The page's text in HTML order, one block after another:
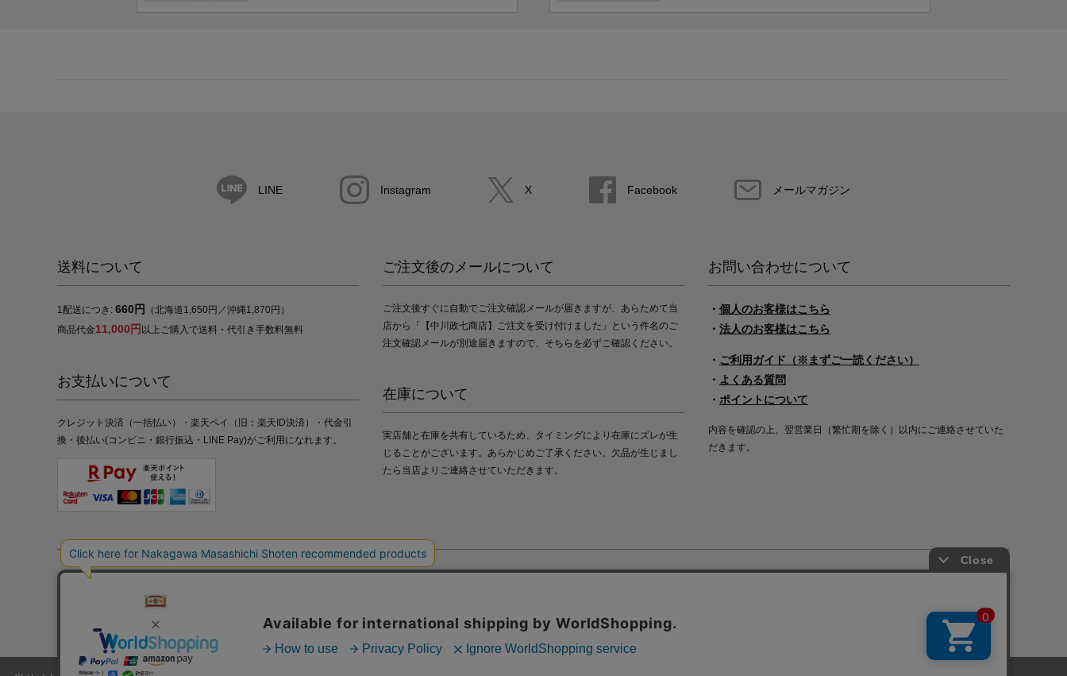
LINE Instagram X Facebook メールマガジン
送料について
1配送につき: 660円
（北海道1,650円／沖縄1,870円）
商品代金11,000円 以上ご購入で送料・代引き手数料無料
お支払いについて
クレジット決済（一括払い）・楽天ペイ（旧：楽天ID決済）・代金引
換・後払い(コンビニ・銀行振込・LINE Pay)がご利用になれます。
ご注文後のメールについて
ご注文後すぐに自動でご注文確認メールが届きますが、あらためて当
店から「【中川政七商店】ご注文を受け付けました」という件名のご
注文確認メールが別途届きますので、そちらを必ずご確認ください。
在庫について
実店舗と在庫を共有しているため、タイミングにより在庫にズレが生
じることがございます。あらかじめご了承ください。欠品が生じまし
たら当店よりご連絡させていただきます。
お問い合わせについて
・ 個人のお客様はこちら
・ 法人のお客様はこちら
・ ご利用ガイド（※まずご一読ください）
・ よくある質問
・ ポイントについて
内容を確認の上、翌営業日（繁忙期を除く）以内にご連絡させていた
だきます。
プライバシーポリシー